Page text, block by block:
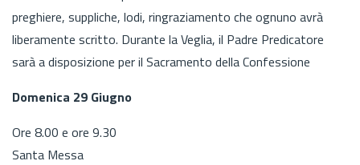
preghiere, suppliche, lodi, ringraziamento che ognuno avrà
liberamente scritto. Durante la Veglia, il Padre Predicatore
sarà a disposizione per il Sacramento della Confessione
Domenica 29 Giugno
Ore 8.00 e ore 9.30
Santa Messa